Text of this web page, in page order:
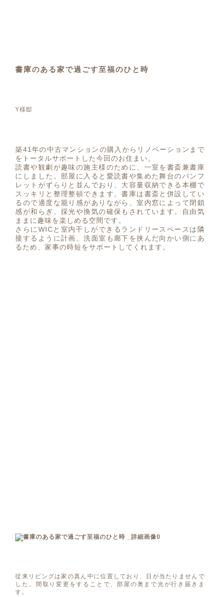
書庫のある家で過ごす至福のひと時
Y様邸
築41年の中古マンションの購入からリノベーションまで
をトータルサポートした今回のお住まい。
読書や観劇が趣味の施主様のために、一室を書斎兼書庫
にしました。部屋に入ると愛読書や集めた舞台のパンフ
レットがずらりと並んでおり、大容量収納できる本棚で
スッキリと整理整頓できます。書庫は書斎と併設してい
るので適度な籠り感がありながら、室内窓によって閉鎖
感が和らぎ、採光や換気の確保もされています。自由気
ままに趣味を楽しめる空間です。
さらにWICと室内干しができるランドリースペースは隣
接するように計画。洗面室も廊下を挟んだ向かい側にあ
るため、家事の時短をサポートしてくれます。
従来リビングは家の真ん中に位置しており、日が当たりませんで
した。間取り変更をすることで、部屋の奥まで光が行き届きま
す。